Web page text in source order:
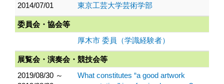
2014/07/01 東京工芸大学芸術学部
委員会・協会等
厚木市 委員（学識経験者）
展覧会・演奏会・競技会等
2019/08/30 ～
What constitutes “a good artwork